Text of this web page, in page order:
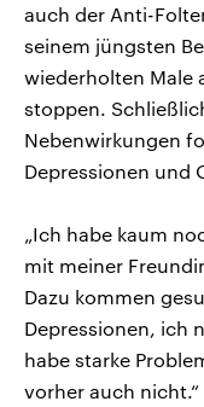
auch der Anti-
seinem jüngsten
wiederholten Male
stoppen.
Nebenwirkungen
Depressionen und
„Ich habe kaum
mit meiner
Dazu kommen
Depressionen, ich
habe starke
vorher auch nicht.“